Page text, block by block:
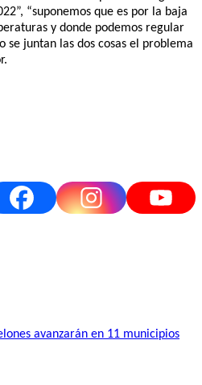
“suponemos que es por la baja
y donde podemos regular
se juntan las dos cosas el problema